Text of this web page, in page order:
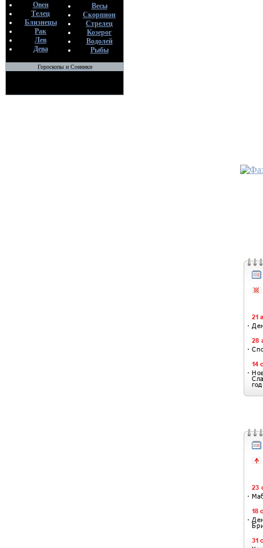
Овен
Телец
Близнецы
Рак
Лев
Дева
Весы
Скорпион
Стрелец
Козерог
Водолей
Рыбы
Гороскопы и Сонники